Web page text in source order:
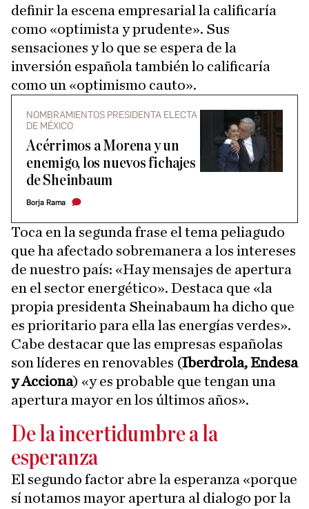
definir la escena empresarial la calificaría
como «optimista y prudente». Sus
sensaciones y lo que se espera de la
inversión española también lo calificaría
como un «optimismo cauto».
NOMBRAMIENTOS PRESIDENTA ELECTA
DE MÉXICO
Acérrimos a Morena y un
enemigo, los nuevos fichajes
de Sheinbaum
Borja Rama
Toca en la segunda frase el tema peliagudo
que ha afectado sobremanera a los intereses
de nuestro país: «Hay mensajes de apertura
en el sector energético». Destaca que «la
propia presidenta Sheinabaum ha dicho que
es prioritario para ella las energías verdes».
Cabe destacar que las empresas españolas
son líderes en renovables (Iberdrola, Endesa
y Acciona) «y es probable que tengan una
apertura mayor en los últimos años».
De la incertidumbre a la
esperanza
El segundo factor abre la esperanza «porque
sí notamos mayor apertura al dialogo por la